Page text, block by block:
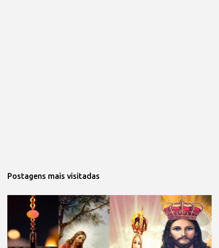
Postagens mais visitadas